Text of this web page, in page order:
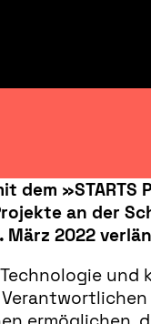
dem
an der
März 2022